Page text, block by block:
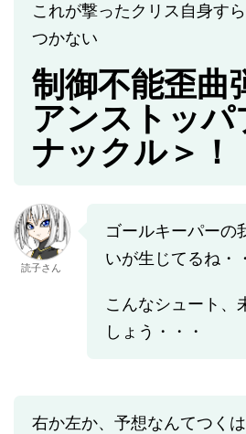
これが撃ったクリス自身す
つかない
制御不能歪曲
アンストッパ
ナックル＞！
読子さん
ゴールキーパーの
いが生じてるね・
こんなシュート、
しょう・・・
右か左か、予想なんてつく